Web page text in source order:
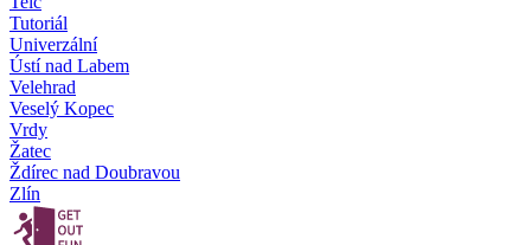
Tutoriál
Univerzální
Ústí nad Labem
Velehrad
Veselý Kopec
Vrdy
Žatec
Ždírec nad Doubravou
Zlín